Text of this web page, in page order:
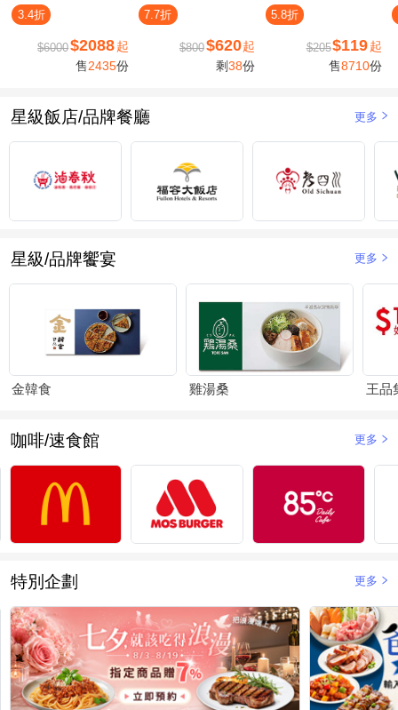
二館)
3.4折
$6000$2088 起
售2435份
7.7折
$800$620起
剩38份
5.8折
$205$119 起
售8710份
星級飯店/品牌餐廳 更多
星級/品牌饗宴 更多
金韓食 雞湯桑 王品
咖啡/速食館 更多
特別企劃 更多